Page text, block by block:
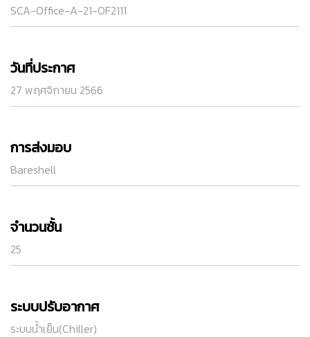
SCA-Office-A-21-OF2111
วันที่ประกาศ
27 พฤศจิกายน 2566
การส่งมอบ
Bareshell
จำนวนชั้น
25
ระบบปรับอากาศ
ระบบน้ำเย็น(Chiller)